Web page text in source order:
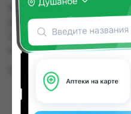
аптеках, Аптека Нур
Дору Фарм №6,
20.00 TJS до 28.00
городах Таджикистана
Цена: от20.00 TJS